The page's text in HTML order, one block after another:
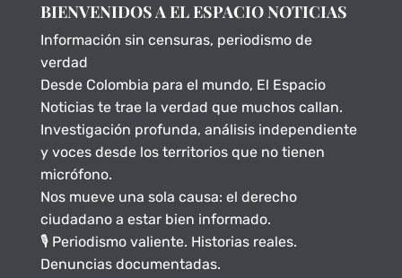
BIENVENIDOS A EL ESPACIO NOTICIAS
Información sin censuras, periodismo de
verdad
Desde Colombia para el mundo, El Espacio
Noticias te trae la verdad que muchos callan.
Investigación profunda, análisis independiente
y voces desde los territorios que no tienen
micrófono.
Nos mueve una sola causa: el derecho
ciudadano a estar bien informado.
🎙️ Periodismo valiente. Historias reales.
Denuncias documentadas.